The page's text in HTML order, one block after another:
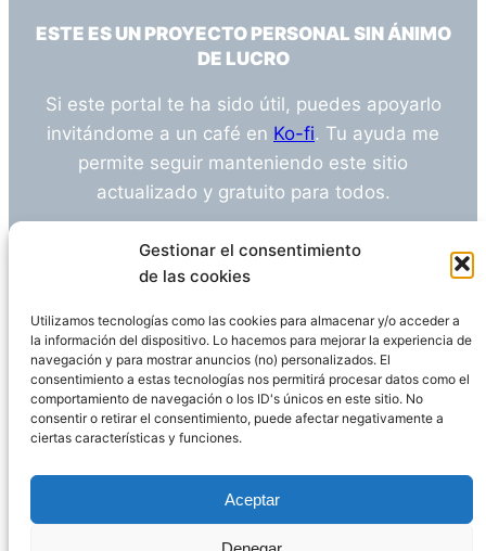
Gestionar el consentimiento
de las cookies
Utilizamos tecnologías como las cookies para almacenar y/o acceder a
la información del dispositivo. Lo hacemos para mejorar la experiencia de
navegación y para mostrar anuncios (no) personalizados. El
consentimiento a estas tecnologías nos permitirá procesar datos como el
comportamiento de navegación o los ID's únicos en este sitio. No
consentir o retirar el consentimiento, puede afectar negativamente a
ciertas características y funciones.
Aceptar
ESTE ES UN PROYECTO PERSONAL SIN ÁNIMO
DE LUCRO
Si este portal te ha sido útil, puedes apoyarlo
invitándome a un café en Ko-fi. Tu ayuda me
permite seguir manteniendo este sitio
actualizado y gratuito para todos.
¿Tienes alguna duda o sugerencia? Escríbeme
info@empleosanitarioinvestigacion.es
Descargo de Responsabilidad
Declaración de Privacidad Política de cookies
WordPress